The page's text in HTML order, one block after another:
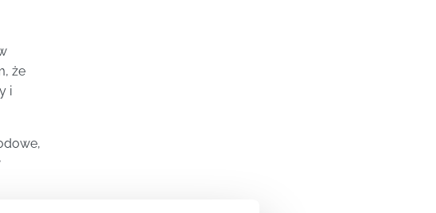
że
i